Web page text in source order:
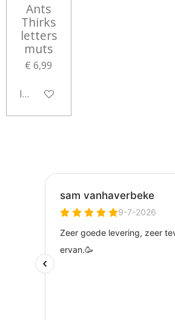
Ants
Thirks
letters
muts
€ 6,99
In winkelwagen